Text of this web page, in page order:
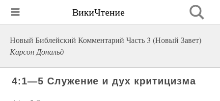
ВикиЧтение
Новый Библейский Комментарий Часть 3 (Новый Завет)
Карсон Дональд
4:1—5 Служение и дух критицизма